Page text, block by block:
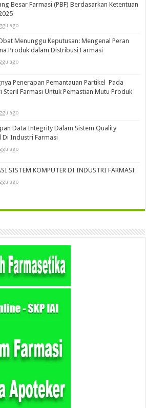
Besar Farmasi (PBF) Berdasarkan Ketentuan
ago
Menunggu Keputusan: Mengenal Peran
Produk dalam Distribusi Farmasi
ago
Penerapan Pemantauan Partikel Pada
Steril Farmasi Untuk Pemastian Mutu Produk
ago
Data Integrity Dalam Sistem Quality
Di Industri Farmasi
ago
SISTEM KOMPUTER DI INDUSTRI FARMASI
ago